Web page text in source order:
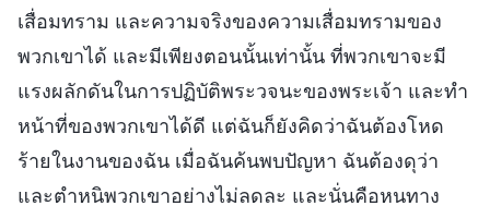
เสื่อมทราม และความจริงของความเสื่อมทรามของ
พวกเขาได้ และมีเพียงตอนนั้นเท่านั้น ที่พวกเขาจะมี
แรงผลักดันในการปฏิบัติพระวจนะของพระเจ้า และทำ
หน้าที่ของพวกเขาได้ดี แต่ฉันก็ยังคิดว่าฉันต้องโหด
ร้ายในงานของฉัน เมื่อฉันค้นพบปัญหา ฉันต้องดุว่า
และตำหนิพวกเขาอย่างไม่ลดละ และนั่นคือหนทาง